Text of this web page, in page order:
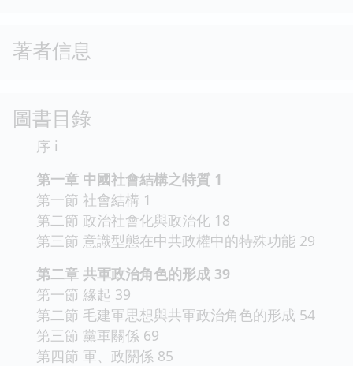
著者信息
圖書目錄
序 i
第一章 中國社會結構之特質 1
第一節 社會結構 1
第二節 政治社會化與政治化 18
第三節 意識型態在中共政權中的特殊功能 29
第二章 共軍政治角色的形成 39
第一節 緣起 39
第二節 毛建軍思想與共軍政治角色的形成 54
第三節 黨軍關係 69
第四節 軍、政關係 85